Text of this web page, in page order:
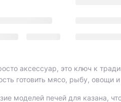
аксессуар, это ключ к
готовить мясо, рыбу, овощи
моделей печей для казана,